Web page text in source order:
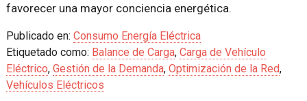
favorecer una mayor conciencia energética.
Publicado en: Consumo Energía Eléctrica
Etiquetado como: Balance de Carga, Carga de Vehículo
Eléctrico, Gestión de la Demanda, Optimización de la Red,
Vehículos Eléctricos